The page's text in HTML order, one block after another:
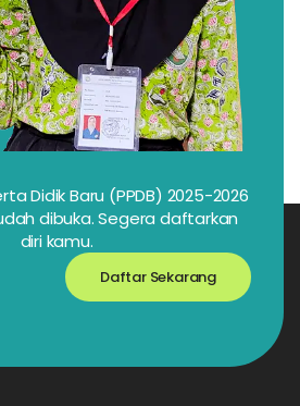
Didik Baru (PPDB) 2025-2026
dibuka. Segera daftarkan
diri kamu.
Daftar Sekarang